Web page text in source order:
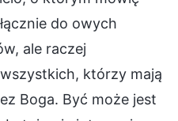
do owych
ale raczej
którzy mają
Boga. Być może jest